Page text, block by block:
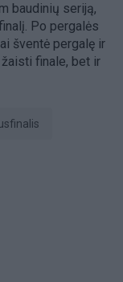
baudinių seriją,
Po pergalės
šventė pergalę ir
finale, bet ir